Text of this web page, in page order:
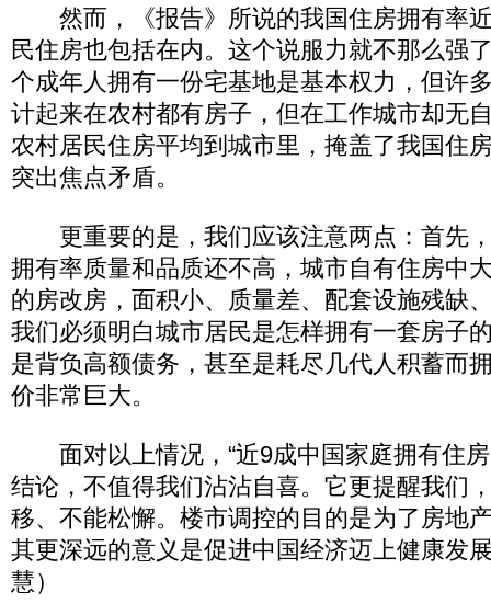
然而，《报告》所说的我国住房拥有率
民住房也包括在内。这个说服力就不那么强
个成年人拥有一份宅基地是基本权力，但许
计起来在农村都有房子，但在工作城市却无
农村居民住房平均到城市里，掩盖了我国住
突出焦点矛盾。
更重要的是，我们应该注意两点：首先
拥有率质量和品质还不高，城市自有住房中
的房改房，面积小、质量差、配套设施残缺
我们必须明白城市居民是怎样拥有一套房子
是背负高额债务，甚至是耗尽几代人积蓄而
价非常巨大。
面对以上情况，“近9成中国家庭拥有住房
结论，不值得我们沾沾自喜。它更提醒我们
移、不能松懈。楼市调控的目的是为了房地
其更深远的意义是促进中国经济迈上健康发
慧）